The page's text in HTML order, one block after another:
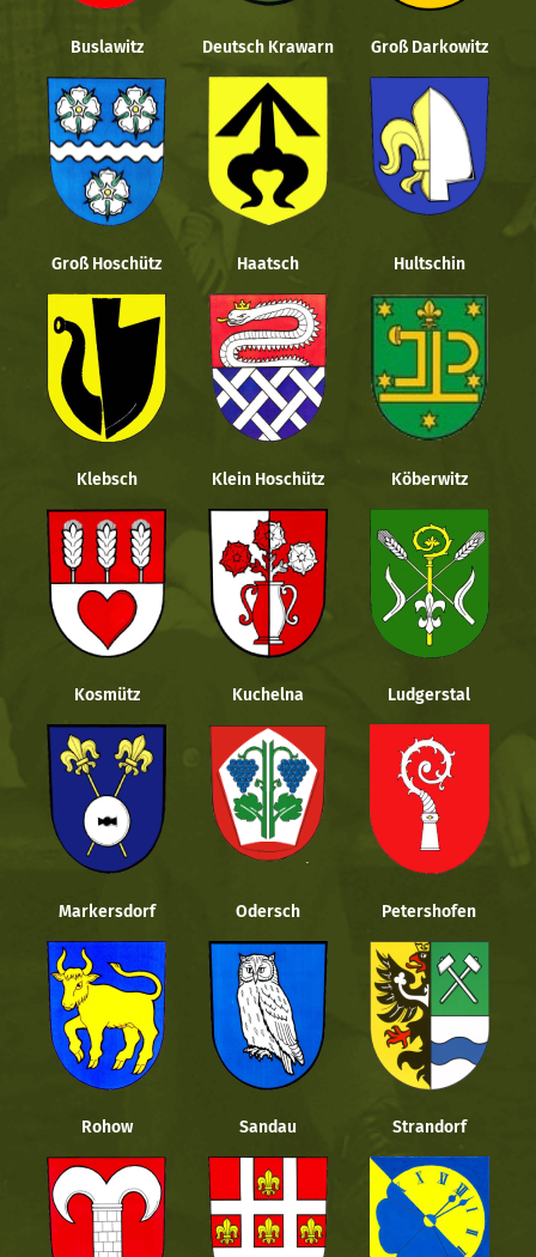
Buslawitz Deutsch Krawarn Groß Darkowitz
Groß Hoschütz Haatsch Hultschin
Klebsch Klein Hoschütz Köberwitz
Kosmütz Kuchelna Ludgerstal
Markersdorf Odersch Petershofen
Rohow Sandau Strandorf